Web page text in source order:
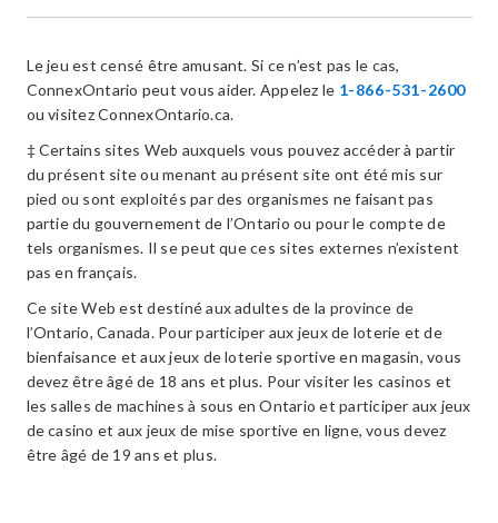
Le jeu est censé être amusant. Si ce n’est pas le cas,
ConnexOntario peut vous aider. Appelez le 1-866-531-2600
ou visitez ConnexOntario.ca.
‡ Certains sites Web auxquels vous pouvez accéder à partir
du présent site ou menant au présent site ont été mis sur
pied ou sont exploités par des organismes ne faisant pas
partie du gouvernement de l’Ontario ou pour le compte de
tels organismes. Il se peut que ces sites externes n’existent
pas en français.
Ce site Web est destiné aux adultes de la province de
l’Ontario, Canada. Pour participer aux jeux de loterie et de
bienfaisance et aux jeux de loterie sportive en magasin, vous
devez être âgé de 18 ans et plus. Pour visiter les casinos et
les salles de machines à sous en Ontario et participer aux jeux
de casino et aux jeux de mise sportive en ligne, vous devez
être âgé de 19 ans et plus.